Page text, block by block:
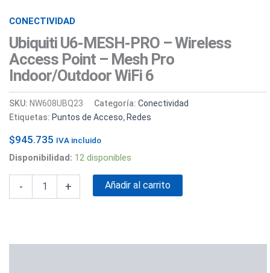
CONECTIVIDAD
Ubiquiti U6-MESH-PRO – Wireless
Access Point – Mesh Pro
Indoor/outdoor WiFi 6
SKU: NW608UBQ23 Categoría: Conectividad
Etiquetas: Puntos de Acceso, Redes
$945.735 IVA incluido
Disponibilidad: 12 disponibles
- + Añadir al carrito